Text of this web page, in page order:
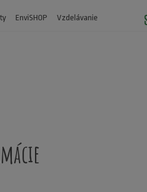
EnviSHOP Vzdelávanie